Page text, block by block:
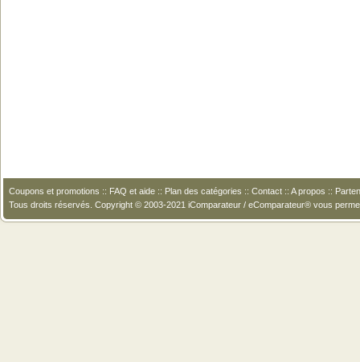
Coupons et promotions :: FAQ et aide :: Plan des catégories :: Contact :: A propos ::
Tous droits réservés. Copyright © 2003-2021 iComparateur / eComparateur® vous